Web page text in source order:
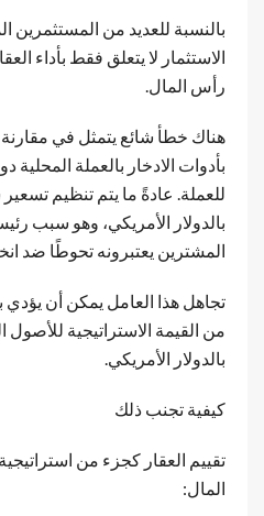
بالنسبة للعديد من المستثمرين
الاستثمار لا يتعلق فقط بأداء
رأس المال.
هناك خطأ شائع يتمثل في
بأدوات الادخار بالعملة
للعملة. عادةً ما يتم تنظيم
بالدولار الأمريكي، وهو سبب
المشترين يعتبرونه تحوطًا ضد
تجاهل هذا العامل يمكن أن يؤدي
من القيمة الاستراتيجية للأصول
بالدولار الأمريكي.
كيفية تجنب ذلك
تقييم العقار كجزء من
المال: